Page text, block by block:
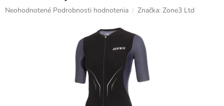
Priemerné
Neohodnotené Podrobnosti hodnotenia Značka: Zone3 Ltd